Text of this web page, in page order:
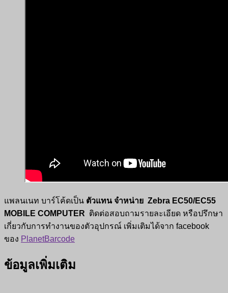
แพลนเนท บาร์โค้ดเป็น ตัวแทน จำหน่าย Zebra EC50/EC55
MOBILE COMPUTER ติดต่อสอบถามรายละเอียด หรือปรึกษา
เกี่ยวกับการทำงานของตัวอุปกรณ์ เพิ่มเติมได้จาก facebook
ของ PlanetBarcode
ข้อมูลเพิ่มเติม